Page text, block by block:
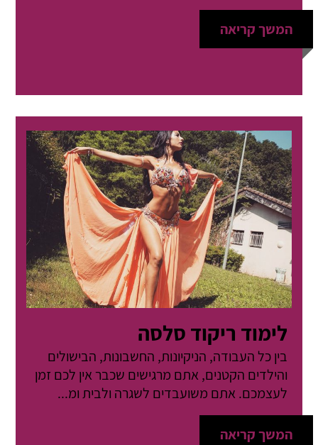
המשך קריאה
לימוד ריקוד סלסה
בין כל העבודה, הניקיונות, החשבונות, הבישולים
והילדים הקטנים, אתם מרגישים שכבר אין לכם זמן
לעצמכם. אתם משועבדים לשגרה ולבית ומ...
המשך קריאה